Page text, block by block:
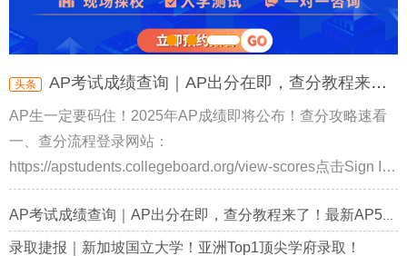
头条 AP考试成绩查询｜AP出分在即，查分教程来了！最新AP5分率解读！
AP生一定要码住！2025年AP成绩即将公布！查分攻略速看
一、查分流程登录网站：
https://apstudents.collegeboard.org/view-scores点击Sign In
先输入账号点击Next，再输入密码登...
AP考试成绩查询｜AP出分在即，查分教程来了！最新AP5分率解读！
录取捷报｜新加坡国立大学！亚洲Top1顶尖学府录取！